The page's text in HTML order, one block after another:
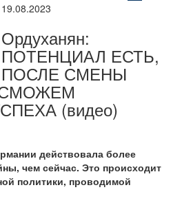
19.08.2023
Ордуханян:
ПОТЕНЦИАЛ ЕСТЬ,
ПОСЛЕ СМЕНЫ
(видео)
действовала более
чем сейчас. Это происходит
политики, проводимой